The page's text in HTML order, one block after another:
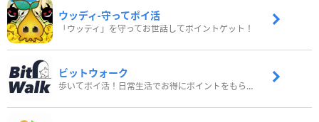
ウッディ‐守ってポイ活
「ウッディ」を守ってお世話してポイントゲット！
ビットウォーク
歩いてポイ活！日常生活でお得にポイントをもらおう